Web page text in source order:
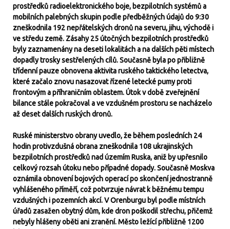
prostředků radioelektronického boje, bezpilotních systémů a
mobilních palebných skupin podle předběžných údajů do 9:30
zneškodnila 192 nepřátelských dronů na severu, jihu, východě i
ve středu země. Zásahy 25 útočných bezpilotních prostředků
byly zaznamenány na deseti lokalitách a na dalších pěti místech
dopadly trosky sestřelených cílů. Současně byla po přibližně
třídenní pauze obnovena aktivita ruského taktického letectva,
které začalo znovu nasazovat řízené letecké pumy proti
frontovým a příhraničním oblastem. Útok v době zveřejnění
bilance stále pokračoval a ve vzdušném prostoru se nacházelo
až deset dalších ruských dronů.
Ruské ministerstvo obrany uvedlo, že během posledních 24
hodin protivzdušná obrana zneškodnila 108 ukrajinských
bezpilotních prostředků nad územím Ruska, aniž by upřesnilo
celkový rozsah útoku nebo případné dopady. Současně Moskva
oznámila obnovení bojových operací po skončení jednostranně
vyhlášeného příměří, což potvrzuje návrat k běžnému tempu
vzdušných i pozemních akcí. V Orenburgu byl podle místních
úřadů zasažen obytný dům, kde dron poškodil střechu, přičemž
nebyly hlášeny oběti ani zranění. Město ležící přibližně 1200